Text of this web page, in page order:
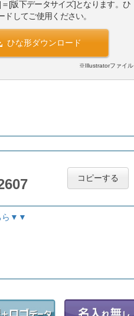
[版下データサイズ]となります。ひ
ドしてご使用ください。
ひな形ダウンロード
※Illustratorファイル
コピーする
ら▼▼